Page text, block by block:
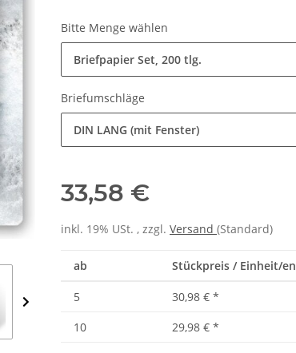
Bitte Menge wählen
Briefpapier Set, 200 tlg.
Briefumschläge
DIN LANG (mit Fenster)
33,58 €
inkl. 19% USt. , zzgl. Versand (Standard)
ab Stückpreis / Einheit/en
5 30,98 € *
10
29,98 € *